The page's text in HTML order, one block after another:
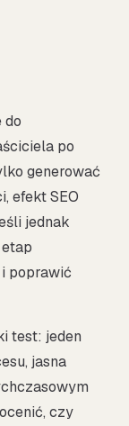
do
po
generować
efekt SEO
jednak
poprawić
test: jeden
jasna
czy